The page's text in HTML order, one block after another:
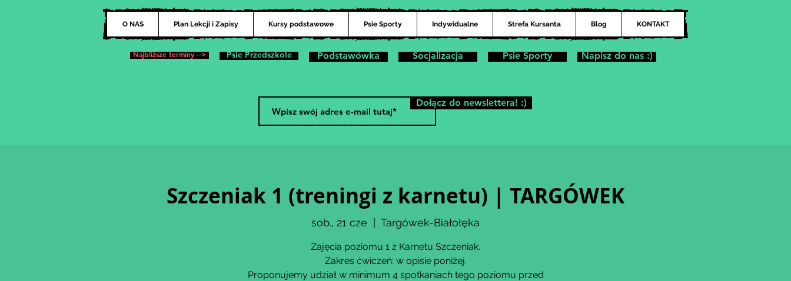
O NAS Plan Lekcji i Zapisy Kursy podstawowe Psie Sporty Indywidualne Strefa Kursanta Blog KONTAKT
Najbliższe terminy --> Psie Przedszkole Podstawówka Socjalizacja Psie Sporty Napisz do nas :)
Szczeniak 1 (treningi z karnetu) | TARGÓWEK
sob., 21 cze Targówek-Białołęka
Zajęcia poziomu 1 z Karnetu Szczeniak.
Zakres ćwiczeń: w opisie poniżej.
Proponujemy udział w minimum 4 spotkaniach tego poziomu przed
Dołącz do newslettera! :)